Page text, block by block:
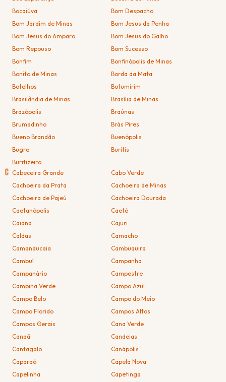
Bocaiúva
Bom Despacho
Bom Jardim de Minas
Bom Jesus da Penha
Bom Jesus do Amparo
Bom Jesus do Galho
Bom Repouso
Bom Sucesso
Bonfim
Bonfinópolis de Minas
Bonito de Minas
Borda da Mata
Botelhos
Botumirim
Brasilândia de Minas
Brasília de Minas
Brazópolis
Braúnas
Brumadinho
Brás Pires
Bueno Brandão
Buenópolis
Bugre
Buritis
Buritizeiro
C Cabeceira Grande
Cabo Verde
Cachoeira da Prata
Cachoeira de Minas
Cachoeira de Pajeú
Cachoeira Dourada
Caetanópolis
Caeté
Caiana
Cajuri
Caldas
Camacho
Camanducaia
Cambuquira
Cambuí
Campanha
Campanário
Campestre
Campina Verde
Campo Azul
Campo Belo
Campo do Meio
Campo Florido
Campos Altos
Campos Gerais
Cana Verde
Canaã
Candeias
Cantagalo
Canápolis
Caparaó
Capela Nova
Capelinha
Capetinga